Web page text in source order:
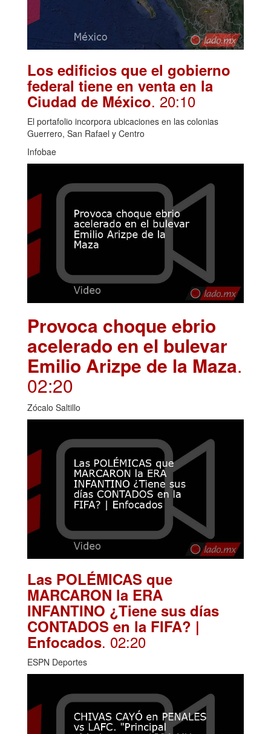
Los edificios que el gobierno
federal tiene en venta en la
Ciudad de México. 20:10
El portafolio incorpora ubicaciones en las colonias
Guerrero, San Rafael y Centro
Infobae
Provoca choque ebrio
acelerado en el bulevar
Emilio Arizpe de la Maza.
02:20
Zócalo Saltillo
Las POLÉMICAS que
MARCARON la ERA
INFANTINO ¿Tiene sus días
CONTADOS en la FIFA? |
Enfocados. 02:20
ESPN Deportes